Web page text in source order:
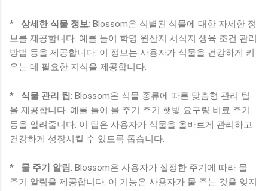
* 상세한 식물 정보: Blossom은 식별된 식물에 대한 자세한 정
보를 제공합니다. 예를 들어 학명 원산지 서식지 생육 조건 관리
방법 등을 제공합니다. 이 정보는 사용자가 식물을 건강하게 키
우는 데 필요한 지식을 제공합니다.
* 식물 관리 팁 : Blossom은 식물 종류에 따른 맞춤형 관리 팁
을 제공합니다. 예를 들어 물 주기 주기 햇빛 요구량 비료 주기
등을 알려줍니다. 이 팁은 사용자가 식물을 올바르게 관리하고
건강하게 성장시킬 수 있도록 돕습니다.
* 물 주기 알림 : Blossom은 사용자가 설정한 주기에 따라 물
주기 알림을 제공합니다. 이 기능은 사용자가 물 주는 것을 잊지